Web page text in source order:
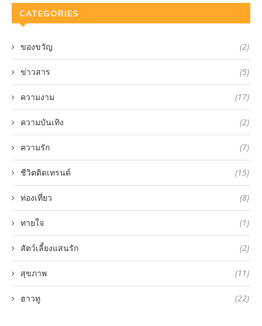
CATEGORIES
ของขวัญ (2)
ข่าวสาร (5)
ความงาม (17)
ความบันเทิง (2)
ความรัก (7)
ชีวิตติดเทรนด์ (15)
ท่องเที่ยว (8)
ทายใจ (1)
สัตว์เลี้ยงแสนรัก (2)
สุขภาพ (11)
ฮาวทู (22)